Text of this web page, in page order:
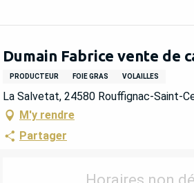
Dumain Fabrice vente de
PRODUCTEUR FOIE GRAS VOLAILLES
La Salvetat, 24580 Rouffignac-Saint-
M'y rendre
Partager
OUVERTURE ET